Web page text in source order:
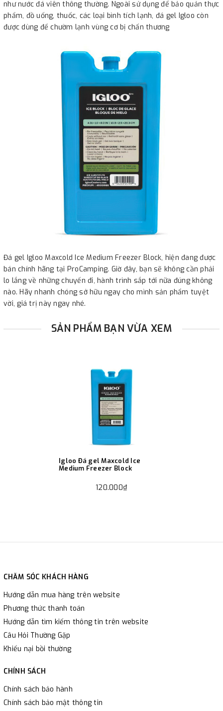
như nước đá viên thông thường. Ngoài sử dụng để bảo quản thực
phẩm, đồ uống, thuốc, các loại bình tích lạnh, đá gel Igloo còn
được dùng để chườm lạnh vùng cơ bị chấn thương
Đá gel Igloo Maxcold Ice Medium Freezer Block, hiện đang được
bán chính hãng tại ProCamping. Giờ đây, bạn sẽ không cần phải
lo lắng về những chuyến đi, hành trình sắp tới nữa đúng không
nào. Hãy nhanh chóng sở hữu ngay cho mình sản phẩm tuyệt
vời, giá trị này ngay nhé.
SẢN PHẨM BẠN VỪA XEM
Igloo Đá gel Maxcold Ice
Medium Freezer Block
120.000₫
CHĂM SÓC KHÁCH HÀNG
Hướng dẫn mua hàng trên website
Phương thức thanh toán
Hướng dẫn tìm kiếm thông tin trên website
Câu Hỏi Thường Gặp
Khiếu nại bồi thường
CHÍNH SÁCH
Chính sách bảo hành
Chính sách bảo mật thông tin